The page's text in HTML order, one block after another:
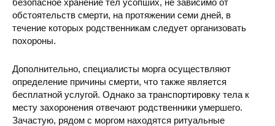
безопасное хранение тел усопших, не зависимо от
обстоятельств смерти, на протяжении семи дней, в
течение которых родственникам следует организовать
похороны.
Дополнительно, специалисты морга осуществляют
определение причины смерти, что также является
бесплатной услугой. Однако за транспортировку тела к
месту захоронения отвечают родственники умершего.
Зачастую, рядом с моргом находятся ритуальные